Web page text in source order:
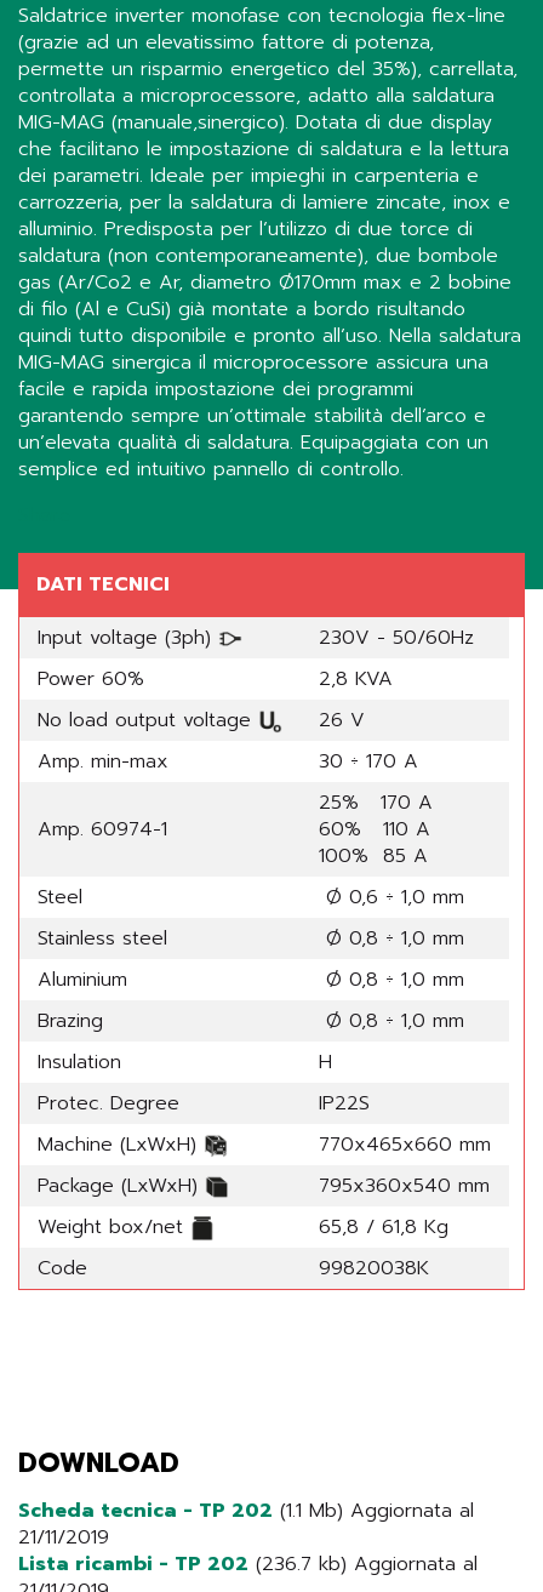
Saldatrice inverter monofase con tecnologia flex-line
(grazie ad un elevatissimo fattore di potenza,
permette un risparmio energetico del 35%), carrellata,
controllata a microprocessore, adatto alla saldatura
MIG-MAG (manuale,sinergico). Dotata di due display
che facilitano le impostazione di saldatura e la lettura
dei parametri. Ideale per impieghi in carpenteria e
carrozzeria, per la saldatura di lamiere zincate, inox e
alluminio. Predisposta per l’utilizzo di due torce di
saldatura (non contemporaneamente), due bombole
gas (Ar/Co2 e Ar, diametro Ø170mm max e 2 bobine
di filo (Al e CuSi) già montate a bordo risultando
quindi tutto disponibile e pronto all’uso. Nella saldatura
MIG-MAG sinergica il microprocessore assicura una
facile e rapida impostazione dei programmi
garantendo sempre un’ottimale stabilità dell’arco e
un’elevata qualità di saldatura. Equipaggiata con un
semplice ed intuitivo pannello di controllo.
DATI TECNICI
Input voltage (3ph)
230V - 50/60Hz
Power 60%
2,8 KVA
No load output voltage
26 V
Amp. min-max
30 ÷ 170 A
Amp. 60974-1
25% 170 A
60% 110 A
100% 85 A
Steel
Ø 0,6 ÷ 1,0 mm
Stainless steel
Ø 0,8 ÷ 1,0 mm
Aluminium
Ø 0,8 ÷ 1,0 mm
Brazing
Ø 0,8 ÷ 1,0 mm
Insulation
H
Protec. Degree
IP22S
Machine (LxWxH)
770x465x660 mm
Package (LxWxH)
795x360x540 mm
Weight box/net
65,8 / 61,8 Kg
Code
99820038K
DOWNLOAD
Scheda tecnica - TP 202 (1.1 Mb) Aggiornata al
21/11/2019
Lista ricambi - TP 202 (236.7 kb) Aggiornata al